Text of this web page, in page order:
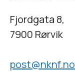
Fjordgata 8,
7900 Rørvik
post@nknf.no